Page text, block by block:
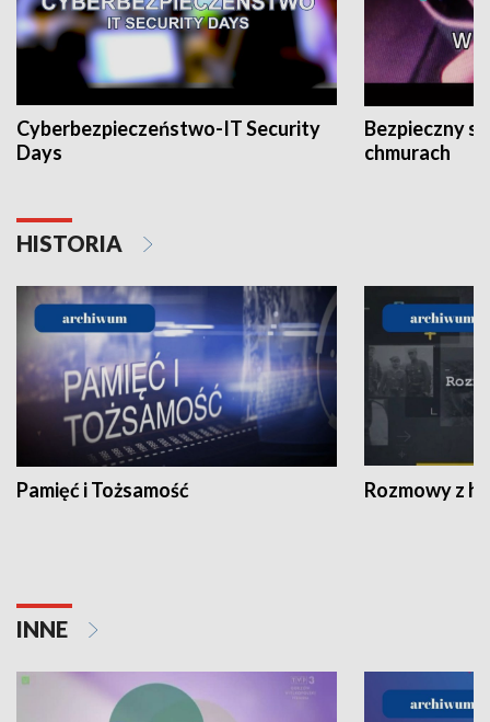
Cyberbezpieczeństwo-IT Security
Days
Bezpieczny
chmurach
HISTORIA
Pamięć i Tożsamość Rozmowy z
INNE